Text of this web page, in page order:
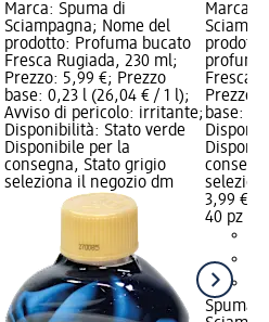
Marca: Spuma di
Sciampagna; Nome del
prodotto: Profuma bucato
Fresca Rugiada, 230 ml;
Prezzo: 5,99 €; Prezzo
base: 0,23 l (26,04 € / 1 l);
Avviso di pericolo: irritante;
Disponibilità: Stato verde
Disponibile per la
consegna, Stato grigio
seleziona il negozio dm
Marca:
Fresca
Prezzo:
base:
3,99 €
40 pz
Spuma